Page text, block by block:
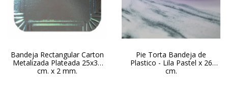
Bandeja Rectangular Carton
Metalizada Plateada 25x35
cm. x 2 mm.
Pie Torta Bandeja de
Plastico - Lila Pastel x 26
cm.